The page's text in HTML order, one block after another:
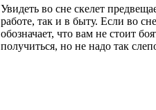
Увидеть во сне скелет
работе, так и в быту. Если во
обозначает, что вам не стоит
получиться, но не надо так